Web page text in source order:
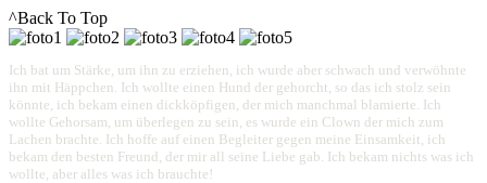
^Back To Top
Ich bat um Stärke, um ihn zu erziehen, ich wurde aber schwach und verwöhnte
ihn mit Häppchen. Ich wollte einen Hund der gehorcht, so das ich stolz sein
könnte, ich bekam einen dickköpfigen, der mich manchmal blamierte. Ich
wollte Gehorsam, um überlegen zu sein, es wurde ein Clown der mich zum
Lachen brachte. Ich hoffe auf einen Begleiter gegen meine Einsamkeit, ich
bekam den besten Freund, der mir all seine Liebe gab. Ich bekam nichts was ich
wollte, aber alles was ich brauchte!